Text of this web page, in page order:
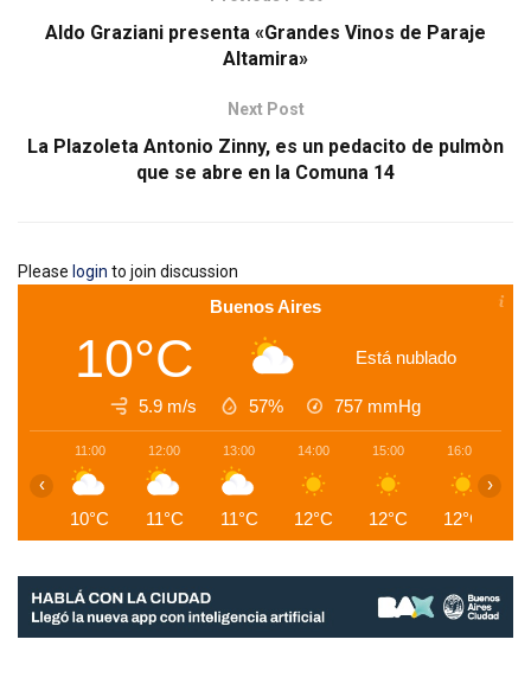
Aldo Graziani presenta «Grandes Vinos de Paraje
Altamira»
Next Post
La Plazoleta Antonio Zinny, es un pedacito de pulmòn
que se abre en la Comuna 14
Please login to join discussion
Buenos Aires
10°C Está nublado
5.9 m/s 57% 757 mmHg
11:00
10°C
12:00
11°C
13:00
11°C
14:00
12°C
15:00
12°C
16:00
12°C
‹ ›